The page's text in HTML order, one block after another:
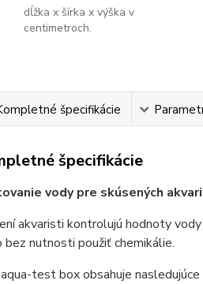
dĺžka x šírka x výška v
centimetroch.
špecifikácie
špecifikácie
vody pre skúsených
akvaristi kontrolujú hodnoty
bez nutnosti použiť chemikálie.
test box obsahuje